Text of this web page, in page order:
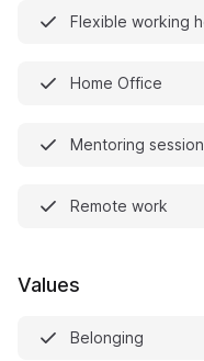
Flexible working
Home Office
Mentoring
Remote work
Values
Belonging